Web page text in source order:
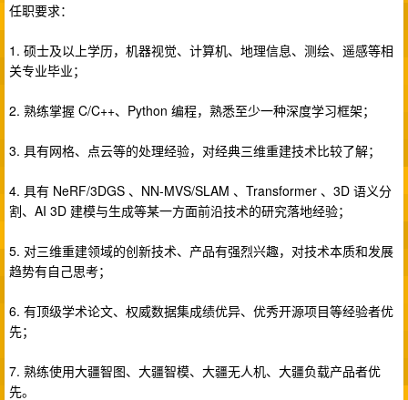
任职要求：
1. 硕士及以上学历，机器视觉、计算机、地理信息、测绘、遥感等相
关专业毕业；
2. 熟练掌握 C/C++、Python 编程，熟悉至少一种深度学习框架；
3. 具有网格、点云等的处理经验，对经典三维重建技术比较了解；
4. 具有 NeRF/3DGS 、NN-MVS/SLAM 、Transformer 、3D 语义分
割、AI 3D 建模与生成等某一方面前沿技术的研究落地经验；
5. 对三维重建领域的创新技术、产品有强烈兴趣，对技术本质和发展
趋势有自己思考；
6. 有顶级学术论文、权威数据集成绩优异、优秀开源项目等经验者优
先；
7. 熟练使用大疆智图、大疆智模、大疆无人机、大疆负载产品者优
先。